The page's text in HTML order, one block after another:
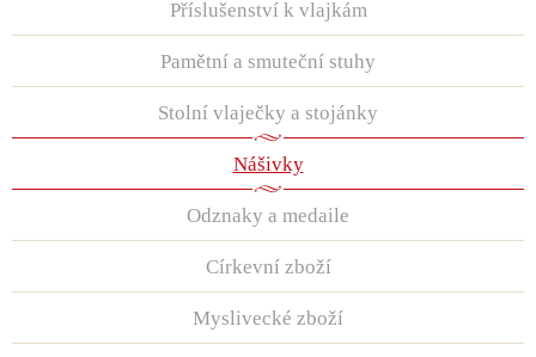
Příslušenství k vlajkám
Pamětní a smuteční stuhy
Stolní vlaječky a stojánky
Nášivky
Odznaky a medaile
Církevní zboží
Myslivecké zboží